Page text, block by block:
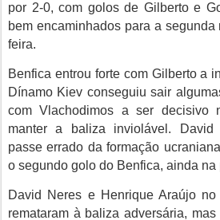
por 2-0, com golos de Gilberto e
bem encaminhados para a segunda
feira.
Benfica entrou forte com Gilberto a
Dínamo Kiev conseguiu sair
comVlachodimos a ser decisivo
manter a baliza inviolável. David
passe errado da formação
o segundo golo do Benfica, ainda na
David Neres e Henrique Araújo
remataram à baliza adversária,